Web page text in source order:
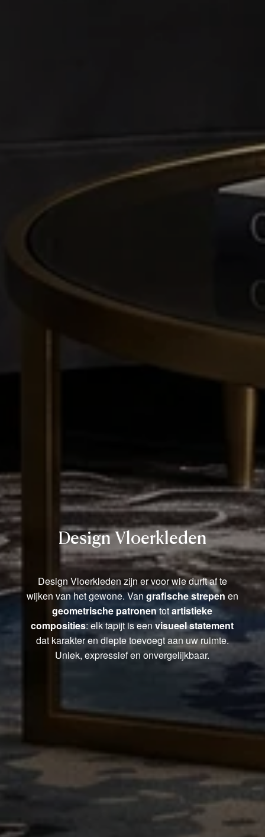
Design Vloerkleden
Design Vloerkleden zijn er voor wie durft af te
wijken van het gewone. Vangrafische strepen en
geometrische patronentotartistieke
composities: elk tapijt is eenvisueel statement
dat karakter en diepte toevoegt aan uw ruimte.
Uniek, expressief en onvergelijkbaar.